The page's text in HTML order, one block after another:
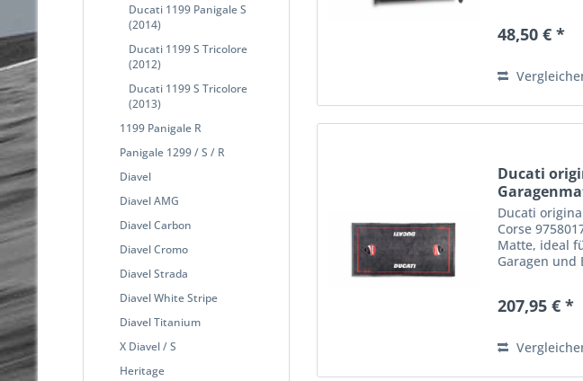
Ducati 1199 Panigale S
(2014)
Ducati 1199 S Tricolore
(2012)
Ducati 1199 S Tricolore
(2013)
1199 Panigale R
Panigale 1299 / S / R
Diavel
Diavel AMG
Diavel Carbon
Diavel Cromo
Diavel Strada
Diavel White Stripe
Diavel Titanium
X Diavel / S
Heritage
48,50 € *
Ducati
97580171AA
Ducati
Corse
Matte, ideal
Garagen und
kompakte,
Filz...
207,95 € *